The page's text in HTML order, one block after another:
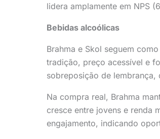
lidera amplamente em NPS
Bebidas alcoólicas
Brahma e Skol seguem
tradição, preço acessível e
sobreposição de lembrança,
Na compra real, Brahma
cresce entre jovens e renda
engajamento, indicando